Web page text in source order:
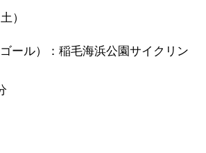
）
ール）：稲毛海浜公園サイクリン